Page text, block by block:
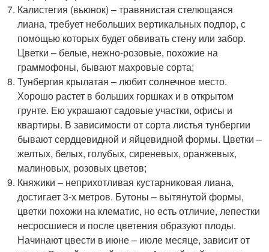
Калистегия (вьюнок) – травянистая стелющаяся
лиана, требует небольших вертикальных подпор, с
помощью которых будет обвивать стену или забор.
Цветки – белые, нежно-розовые, похожие на
граммофоны, бывают махровые сорта;
Тунбергия крылатая – любит солнечное место.
Хорошо растет в больших горшках и в открытом
грунте. Ею украшают садовые участки, офисы и
квартиры. В зависимости от сорта листья тунбергии
бывают сердцевидной и яйцевидной формы. Цветки –
желтых, белых, голубых, сиреневых, оранжевых,
малиновых, розовых цветов;
Княжики – неприхотливая кустарниковая лиана,
достигает 3-х метров. Бутоны – вытянутой формы,
цветки похожи на клематис, но есть отличие, лепестки
несросшиеся и после цветения образуют плоды.
Начинают цвести в июне – июле месяце, зависит от